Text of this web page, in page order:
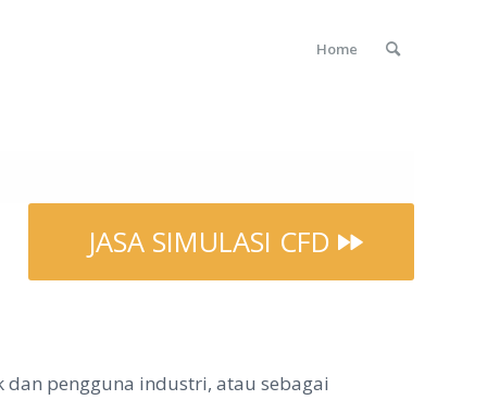
Home
JASA SIMULASI CFD
pengguna industri, atau sebagai